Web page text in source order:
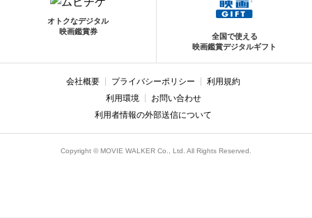
オトクなデジタル
映画鑑賞券
全国で使える
映画鑑賞デジタルギフト
会社概要 プライバシーポリシー
利用規約
利用環境
お問い合わせ
利用者情報の外部送信について
Copyright © MOVIE WALKER Co., Ltd. All Rights Reserved.